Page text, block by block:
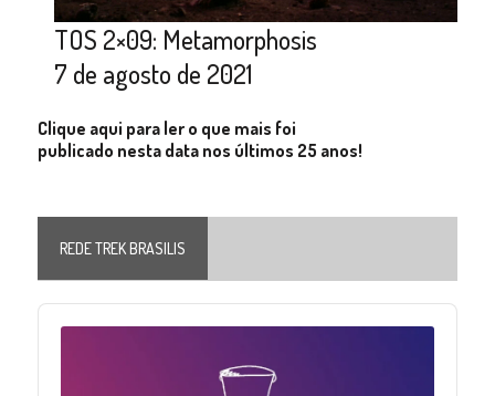
TOS 2×09: Metamorphosis
7 de agosto de 2021
Clique aqui para ler o que mais foi
publicado nesta data nos últimos 25 anos!
REDE TREK BRASILIS
Audio
Player